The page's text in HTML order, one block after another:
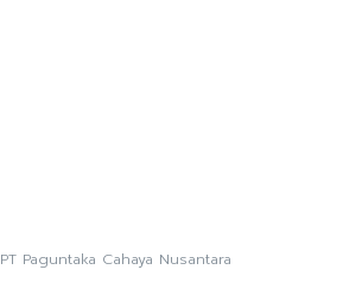
PT Paguntaka Cahaya Nusantara